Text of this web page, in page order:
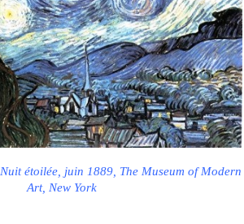
Nuit étoilée, juin 1889, The Museum of Modern
Art, New York